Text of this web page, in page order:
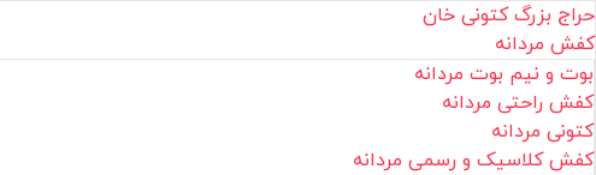
حراج بزرگ کتونی خان
کفش مردانه
بوت و نیم بوت مردانه
کفش راحتی مردانه
کتونی مردانه
کفش کلاسیک و رسمی مردانه